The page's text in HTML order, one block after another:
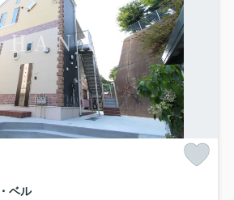
ベル